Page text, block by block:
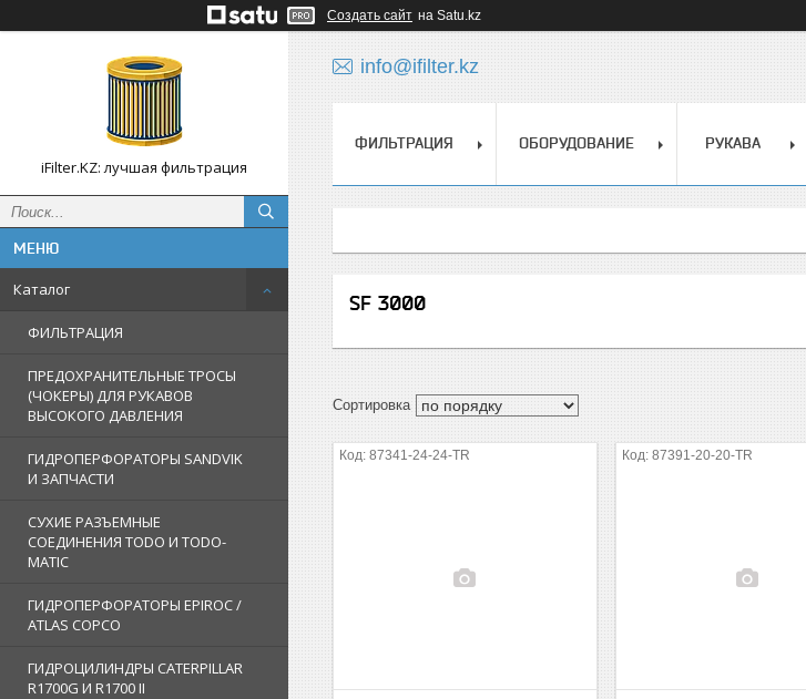
Создать сайт на Satu.kz
iFilter.KZ: лучшая фильтрация
Каталог
ФИЛЬТРАЦИЯ
ПРЕДОХРАНИТЕЛЬНЫЕ ТРОСЫ
(ЧОКЕРЫ) ДЛЯ РУКАВОВ
ВЫСОКОГО ДАВЛЕНИЯ
ГИДРОПЕРФОРАТОРЫ SANDVIK
И ЗАПЧАСТИ
СУХИЕ РАЗЪЕМНЫЕ
СОЕДИНЕНИЯ TODO И TODO-
MATIC
ГИДРОПЕРФОРАТОРЫ EPIROC /
ATLAS COPCO
ГИДРОЦИЛИНДРЫ CATERPILLAR
R1700G И R1700 II
info@ifilter.kz
ФИЛЬТРАЦИЯ ОБОРУДОВАНИЕ РУКАВА
SF 3000
87341-24-24-TR 87391-20-20-TR